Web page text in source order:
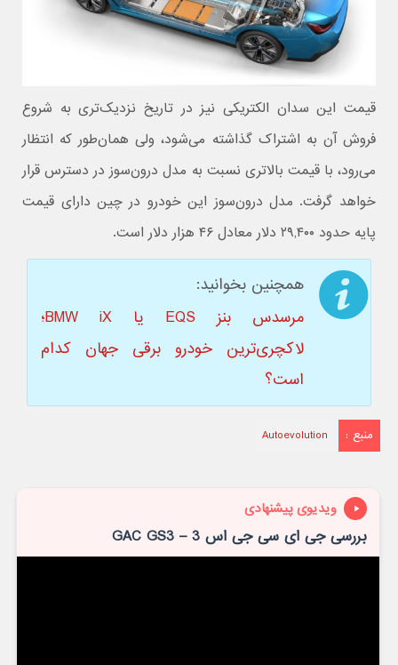
قیمت این سدان الکتریکی نیز در تاریخ نزدیک‌تری به شروع
فروش آن به اشتراک گذاشته می‌شود، ولی همان‌طور که انتظار
می‌رود، با قیمت بالاتری نسبت به مدل درون‌سوز در دسترس قرار
خواهد گرفت. مدل درون‌سوز این خودرو در چین دارای قیمت
پایه حدود ۲۹,۴۰۰ دلار معادل ۴۶ هزار دلار است.
همچنین بخوانید:
مرسدس بنز EQS یا BMW iX؛
لاکچری‌ترین خودرو برقی جهان کدام
است؟
منبع : Autoevolution
ویدیوی پیشنهادی
بررسی جی ای سی جی اس 3 – GAC GS3